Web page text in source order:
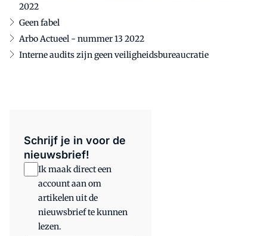
2022
Geen fabel
Arbo Actueel - nummer 13 2022
Interne audits zijn geen veiligheidsbureaucratie
Schrijf je in voor de
nieuwsbrief!
Ik maak direct een
account aan om
artikelen uit de
nieuwsbrief te kunnen
lezen.